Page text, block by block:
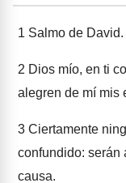
1 Salmo de
2 Dios mío, en ti
alegren de mí mis
3 Ciertamente
confundido: serán
causa.